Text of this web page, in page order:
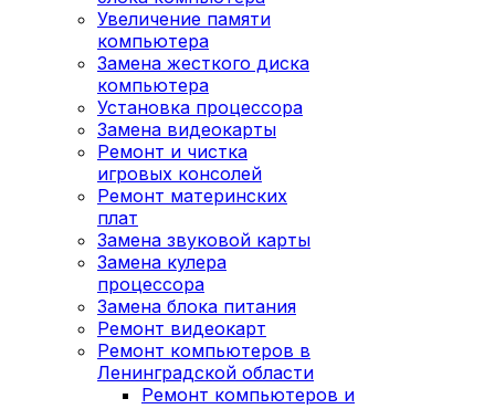
Увеличение памяти
компьютера
Замена жесткого диска
компьютера
Установка процессора
Замена видеокарты
Ремонт и чистка
игровых консолей
Ремонт материнских
плат
Замена звуковой карты
Замена кулера
процессора
Замена блока питания
Ремонт видеокарт
Ремонт компьютеров в
Ленинградской области
Ремонт компьютеров и